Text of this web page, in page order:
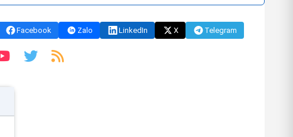
Facebook Zalo LinkedIn X Telegram